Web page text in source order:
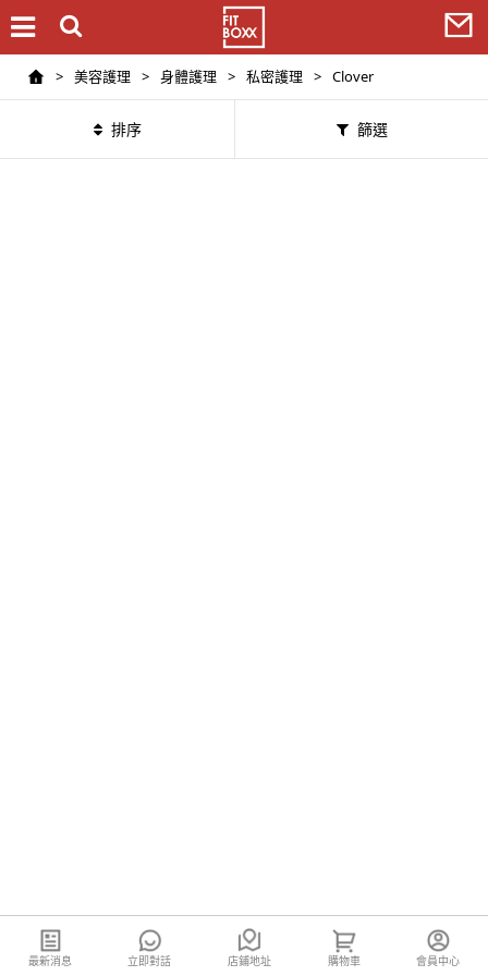
> 美容護理 > 身體護理 > 私密護理 > Clover
排序 篩選
最新消息 立即對話 店鋪地址 購物車 會員中心